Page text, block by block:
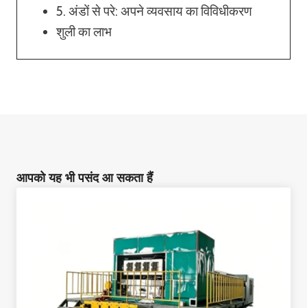
5. अंडों से परे: अपने व्यवसाय का विविधीकरण
शुली का लाभ
आपको यह भी पसंद आ सकता हैं